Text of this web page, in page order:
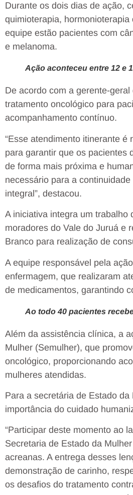
Durante os dois dias de ação,
quimioterapia,
equipe estão pacientes com
e melanoma.
Ação aconteceu entre 12 e
De acordo com a gerente-
tratamento oncológico para
acompanhamento contínuo.
“Esse atendimento itinerante
para garantir que os pacientes
de forma mais próxima e
necessário para a
integral”, destacou.
A iniciativa integra um trabalho
moradores do Vale do Juruá e
Branco para realização de
A equipe responsável pela
enfermagem, que realizaram
de medicamentos, garantindo
Ao todo 40 pacientes
Além da assistência clínica, a
Mulher (Semulher), que
oncológico, proporcionando
mulheres atendidas.
Para a secretária de Estado
importância do cuidado
“Participar deste momento ao
Secretaria de Estado da
acreanas. A entrega desses
demonstração de carinho,
os desafios do tratamento